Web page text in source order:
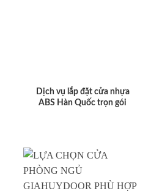
Dịch vụ lắp đặt cửa nhựa
ABS Hàn Quốc trọn gói